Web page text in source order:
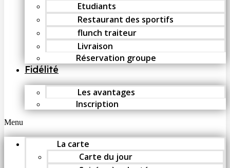
Etudiants
Restaurant des sportifs
flunch traiteur
Livraison
Réservation groupe
Fidélité
Les avantages
Inscription
Menu
La carte
Carte du jour